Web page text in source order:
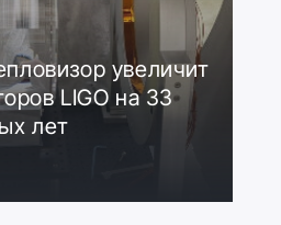
увеличит
LIGO на 33
лет